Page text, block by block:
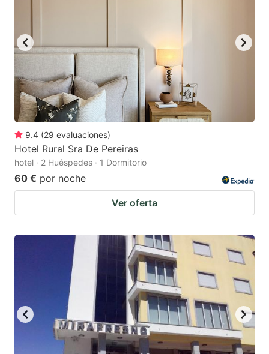
9.4 (29 evaluaciones)
Hotel Rural Sra De Pereiras
hotel · 2 Huéspedes · 1 Dormitorio
60 € por noche
Ver oferta